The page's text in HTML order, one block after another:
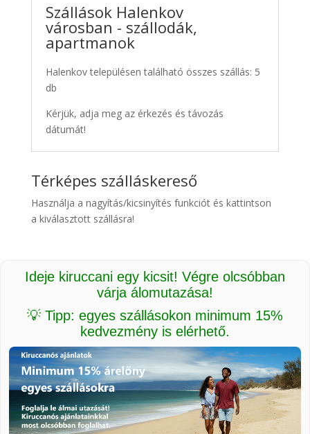
Szállások Halenkov
városban - szállodák,
apartmanok
Halenkov településen található összes szállás: 5
db
Kérjük, adja meg az érkezés és távozás
dátumát!
Térképes szálláskereső
Használja a nagyítás/kicsinyítés funkciót és kattintson
a kiválasztott szállásra!
Ideje kiruccani egy kicsit! Végre olcsóbban
várja álomutazása!
💡 Tipp: egyes szállásokon minimum 15%
kedvezmény is elérhető.